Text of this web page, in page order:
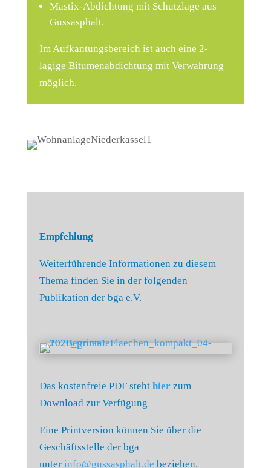
Mastix-Abdichtung mit Schutzlage aus
Gussasphalt.
Im Aufkantungsbereich ist auch eine 2-
lagige Bitumenabdichtung mit Verwahrung
möglich.
Empfehlung
Weiterführende Informationen zu diesem
Thema finden Sie in der folgenden
Publikation der bga e.V.
Das kostenfreie PDF steht hierzum
Download zur Verfügung
Eine Printversion können Sie über die
Geschäftsstelle der bga
unter info@gussasphalt.de beziehen.